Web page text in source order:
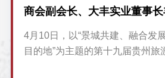
席。商会秘书长孙国英主持本次活
4月10日，以“景城共建、融合发
目的地”为主题的第十九届贵州旅
安顺市西秀区开幕。贵州省委书